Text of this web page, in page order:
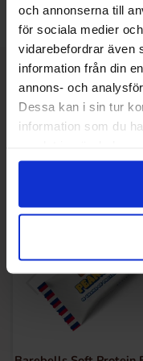
och annonserna till
för sociala medier
vidarebefordrar även
information från din
annons- och
Dessa kan i sin tur
information som du
Laveste pris i de